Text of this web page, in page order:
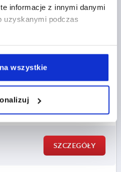
informacje z innymi danymi
uzyskanymi podczas
wszystkie
ZWIĘKSZONA
RAMY=DO
D=5 H1=78 H3=60
H4=36
SZCZEGÓŁY